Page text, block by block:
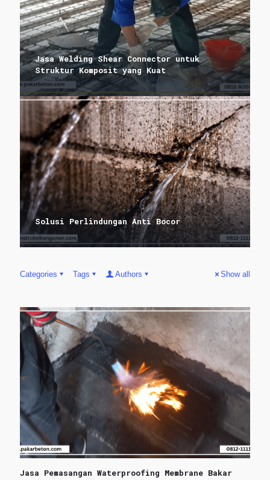
Jasa Welding Shear Connector untuk
Struktur Komposit yang Kuat
Solusi Perlindungan Anti Bocor
Categories Tags Authors Show all
Jasa Pemasangan Waterproofing Membrane Bakar